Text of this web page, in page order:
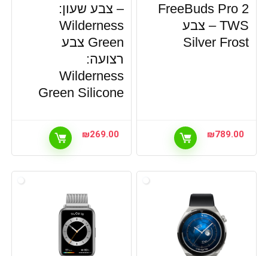
FreeBuds Pro 2
TWS – צבע
Silver Frost
₪789.00
– צבע שעון:
Wilderness
Green צבע
רצועה:
Wilderness
Green Silicone
₪269.00